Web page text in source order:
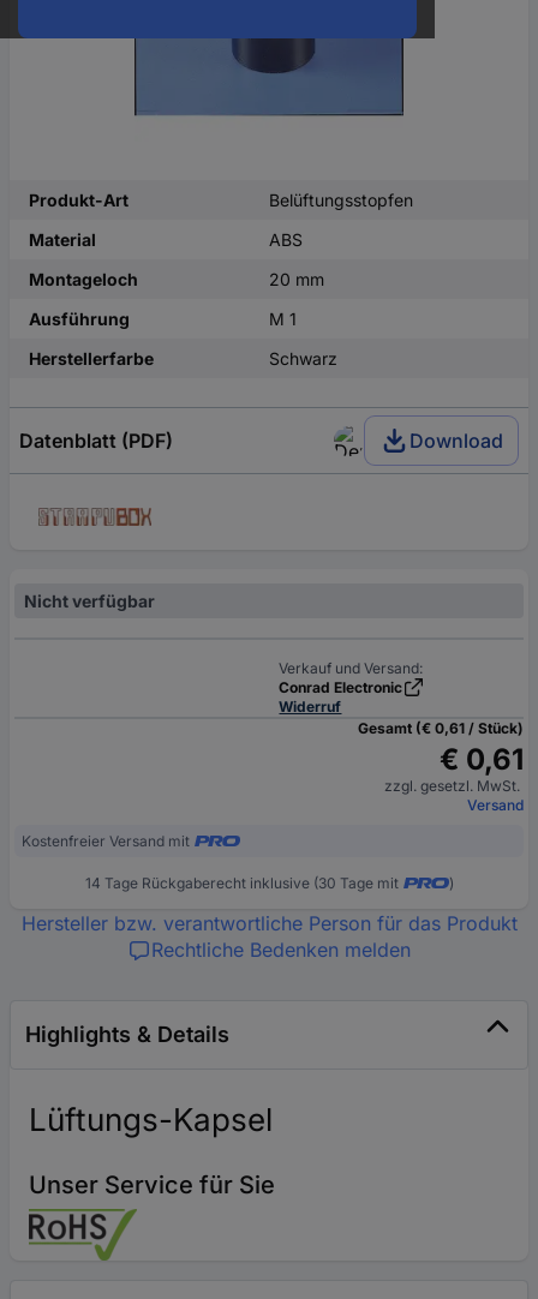
Produkt-Art
Belüftungsstopfen
Material
ABS
Montageloch
20 mm
Ausführung
M 1
Herstellerfarbe
Schwarz
Datenblatt (PDF) Download
Nicht verfügbar
Verkauf und Versand:
Conrad Electronic
Widerruf
Gesamt (€ 0,61 / Stück)
€ 0,61
zzgl. gesetzl. MwSt.
Versand
Kostenfreier Versand mit
14 Tage Rückgaberecht inklusive (30 Tage mit )
Hersteller bzw. verantwortliche Person für das Produkt
Rechtliche Bedenken melden
Highlights & Details
Lüftungs-Kapsel
Unser Service für Sie